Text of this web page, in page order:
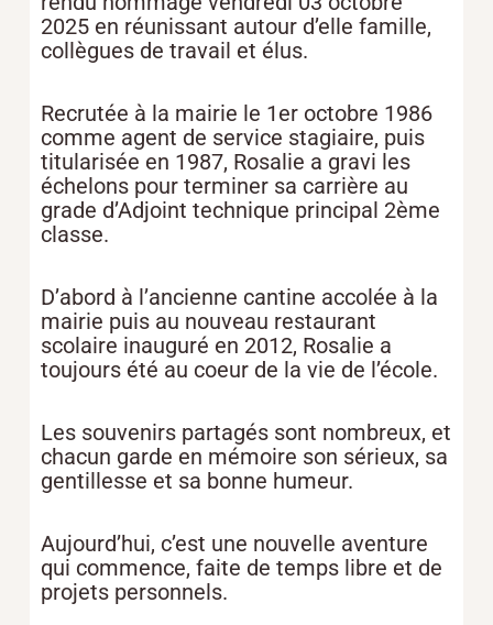
2025 en réunissant autour d’elle famille,
collègues de travail et élus.
Recrutée à la mairie le 1er octobre 1986
comme agent de service stagiaire, puis
titularisée en 1987, Rosalie a gravi les
échelons pour terminer sa carrière au
grade d’Adjoint technique principal 2ème
classe.
D’abord à l’ancienne cantine accolée à la
mairie puis au nouveau restaurant
scolaire inauguré en 2012, Rosalie a
toujours été au coeur de la vie de l’école.
Les souvenirs partagés sont nombreux, et
chacun garde en mémoire son sérieux, sa
gentillesse et sa bonne humeur.
Aujourd’hui, c’est une nouvelle aventure
qui commence, faite de temps libre et de
projets personnels.